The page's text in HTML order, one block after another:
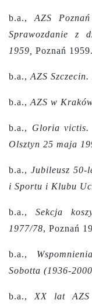
b.a., AZS
Sprawozdanie z
1959,
Poznań 1959.
b.a., AZS
b.a., AZS w
b.a., Gloria victis.
Olsztyn 25 maja
b.a., Jubileusz 50-
i Sportu i Klubu
b.a., Sekcja
1977/78, Poznań
b.a.,
Sobotta (1936-
b.a., XX lat AZS